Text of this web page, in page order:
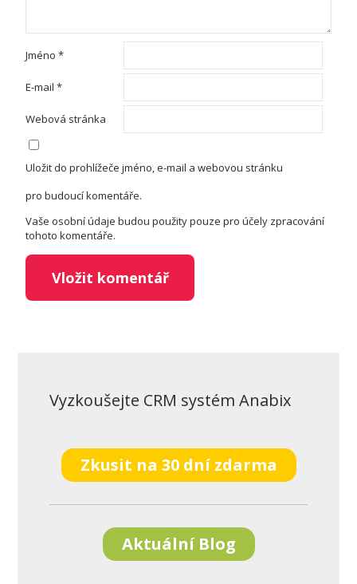
Jméno*
E-mail*
Webová stránka
Uložit do prohlížeče jméno, e-mail a webovou stránku
pro budoucí komentáře.
Vaše osobní údaje budou použity pouze pro účely zpracování
tohoto komentáře.
Vyzkoušejte CRM systém Anabix
Zkusit na 30 dní zdarma
Aktuální Blog